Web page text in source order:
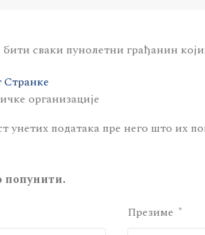
сваки пунолетни грађанин који:
Странке
организације
унетих података пре него што их
попунити.
Презиме